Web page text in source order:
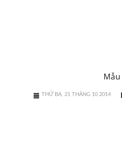
Mẫu
THỨ BA, 21 THÁNG 10 2014